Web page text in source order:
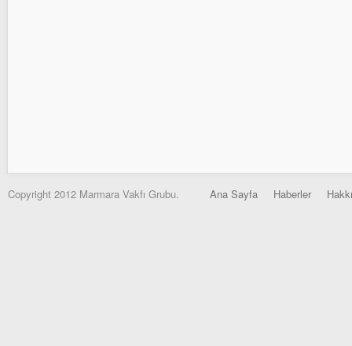
Copyright 2012 Marmara Vakfı Grubu. Ana Sayfa Haberler